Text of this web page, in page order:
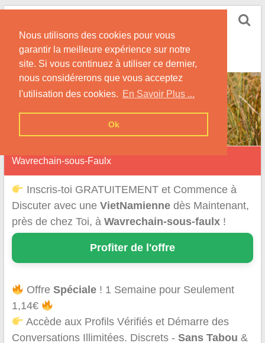
Nous utilisons des cookies pour vous
garantir la meilleure expérience sur notre
site. Si vous continuez à utiliser ce dernier,
nous considérerons que vous acceptez
l'utilisation des cookies. En Savoir Plus ...
Ok
Skip
contentVietnamienne
Rencontre une Célibataire Originaire du VietNam !
Wavrechain-sous-Faulx
Inscris-toi GRATUITEMENT et Commence à
Discuter avec une VietNamiennedès Maintenant,
près de chez Toi, à Wavrechain-sous-faulx!
Profiter de l'offre
OffreSpéciale ! 1 Semaine pour Seulement
1,14€
Accède aux Profils Vérifiés et Démarre des
Conversations Illimitées. Discrets - Sans Tabou &